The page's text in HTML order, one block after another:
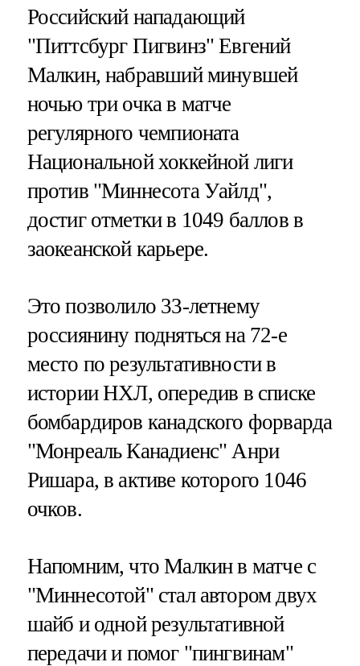
Российский нападающий
"Питтсбург Пигвинз" Евгений
Малкин, набравший минувшей
ночью три очка в матче
регулярного чемпионата
Национальной хоккейной лиги
против "Миннесота Уайлд",
достиг отметки в 1049 баллов в
заокеанской карьере.
Это позволило 33-летнему
россиянину подняться на 72-е
место по результативности в
истории НХЛ, опередив в списке
бомбардиров канадского форварда
"Монреаль Канадиенс" Анри
Ришара, в активе которого 1046
очков.
Напомним, что Малкин в матче с
"Миннесотой" стал автором двух
шайб и одной результативной
передачи и помог "пингвинам"